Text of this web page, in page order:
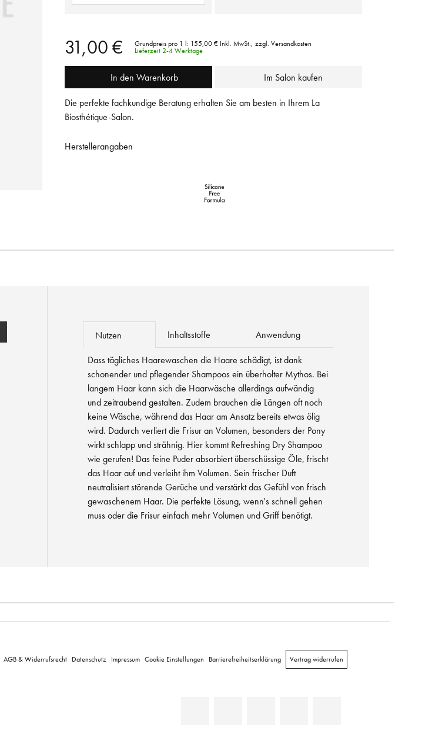
31,00 € Grundpreis pro 1 l: 155,00 € Inkl. MwSt., zzgl. Versandkosten
Lieferzeit 2-4 Werktage
In den Warenkorb Im Salon kaufen
Die perfekte fachkundige Beratung erhalten Sie am besten in Ihrem La
Biosthétique-Salon.
Herstellerangaben
Nutzen Inhaltsstoffe Anwendung
Dass tägliches Haarewaschen die Haare schädigt, ist dank
schonender und pflegender Shampoos ein überholter Mythos. Bei
langem Haar kann sich die Haarwäsche allerdings aufwändig
und zeitraubend gestalten. Zudem brauchen die Längen oft noch
keine Wäsche, während das Haar am Ansatz bereits etwas ölig
wird. Dadurch verliert die Frisur an Volumen, besonders der Pony
wirkt schlapp und strähnig. Hier kommt Refreshing Dry Shampoo
wie gerufen! Das feine Puder absorbiert überschüssige Öle, frischt
das Haar auf und verleiht ihm Volumen. Sein frischer Duft
neutralisiert störende Gerüche und verstärkt das Gefühl von frisch
gewaschenem Haar. Die perfekte Lösung, wenn's schnell gehen
muss oder die Frisur einfach mehr Volumen und Griff benötigt.
AGB & Widerrufsrecht Datenschutz Impressum Cookie Einstellungen Barrierefreiheitserklärung Vertrag widerrufen